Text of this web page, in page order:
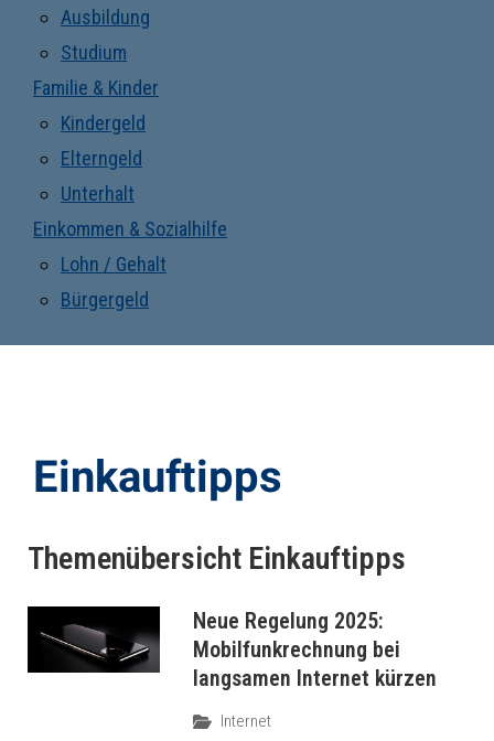
Ausbildung
Studium
Familie & Kinder
Kindergeld
Elterngeld
Unterhalt
Einkommen & Sozialhilfe
Lohn / Gehalt
Bürgergeld
Einkauftipps
Themenübersicht Einkauftipps
Neue Regelung 2025:
Mobilfunkrechnung bei
langsamen Internet kürzen
Internet